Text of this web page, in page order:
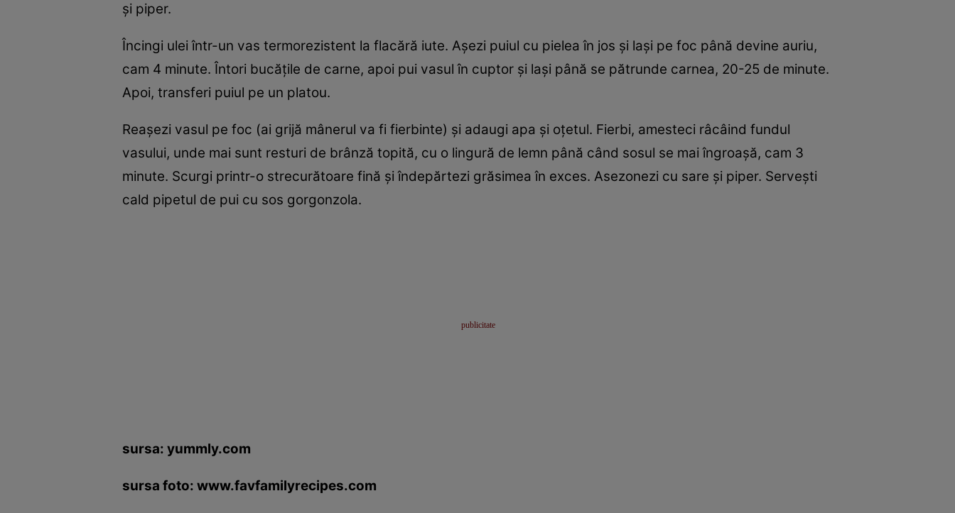
şi piper.
Încingi ulei într-un vas termorezistent la flacără iute. Aşezi puiul cu pielea în jos şi laşi pe foc până devine auriu,
cam 4 minute. Întori bucăţile de carne, apoi pui vasul în cuptor şi laşi până se pătrunde carnea, 20-25 de minute.
Apoi, transferi puiul pe un platou.
Reaşezi vasul pe foc (ai grijă mânerul va fi fierbinte) şi adaugi apa şi oţetul. Fierbi, amesteci râcâind fundul
vasului, unde mai sunt resturi de brânză topită, cu o lingură de lemn până când sosul se mai îngroaşă, cam 3
minute. Scurgi printr-o strecurătoare fină şi îndepărtezi grăsimea în exces. Asezonezi cu sare şi piper. Serveşti
cald pipetul de pui cu sos gorgonzola.
sursa: yummly.com
sursa foto: www.favfamilyrecipes.com